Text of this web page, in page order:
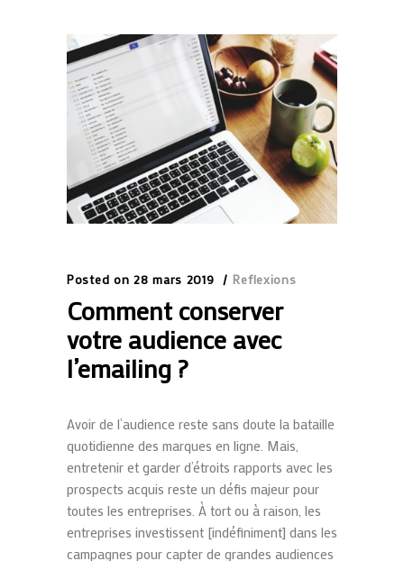
Posted on 28 mars 2019 Reflexions
Comment conserver
votre audience avec
l’emailing ?
Avoir de l’audience reste sans doute la bataille
quotidienne des marques en ligne. Mais,
entretenir et garder d’étroits rapports avec les
prospects acquis reste un défis majeur pour
toutes les entreprises. À tort ou à raison, les
entreprises investissent [indéfiniment] dans les
campagnes pour capter de grandes audiences